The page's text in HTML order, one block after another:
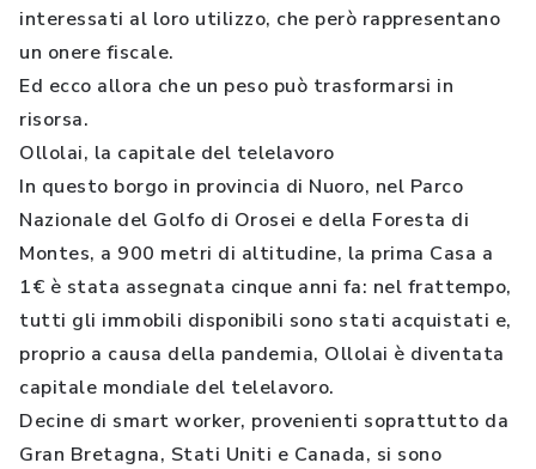
interessati al loro utilizzo, che però rappresentano
un onere fiscale.
Ed ecco allora che un peso può trasformarsi in
risorsa.
Ollolai, la capitale del telelavoro
In questo borgo in provincia di Nuoro, nel Parco
Nazionale del Golfo di Orosei e della Foresta di
Montes, a 900 metri di altitudine, la prima Casa a
1€ è stata assegnata cinque anni fa: nel frattempo,
tutti gli immobili disponibili sono stati acquistati e,
proprio a causa della pandemia, Ollolai è diventata
capitale mondiale del telelavoro.
Decine di smart worker, provenienti soprattutto da
Gran Bretagna, Stati Uniti e Canada, si sono